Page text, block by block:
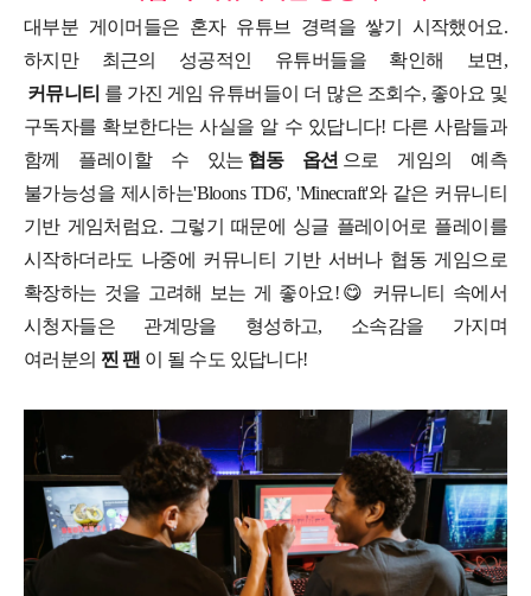
대부분 게이머들은 혼자 유튜브 경력을 쌓기 시작했어요.
하지만 최근의 성공적인 유튜버들을 확인해 보면,
커뮤니티 를 가진 게임 유튜버들이 더 많은 조회수, 좋아요 및
구독자를 확보한다는 사실을 알 수 있답니다! 다른 사람들과
함께 플레이할 수 있는 협동 옵션 으로 게임의 예측
불가능성을 제시하는'Bloons TD6', 'Minecraft'와 같은 커뮤니티
기반 게임처럼요. 그렇기 때문에 싱글 플레이어로 플레이를
시작하더라도 나중에 커뮤니티 기반 서버나 협동 게임으로
확장하는 것을 고려해 보는 게 좋아요! 😋 커뮤니티 속에서
시청자들은 관계망을 형성하고, 소속감을 가지며
여러분의 찐 팬 이 될 수도 있답니다!